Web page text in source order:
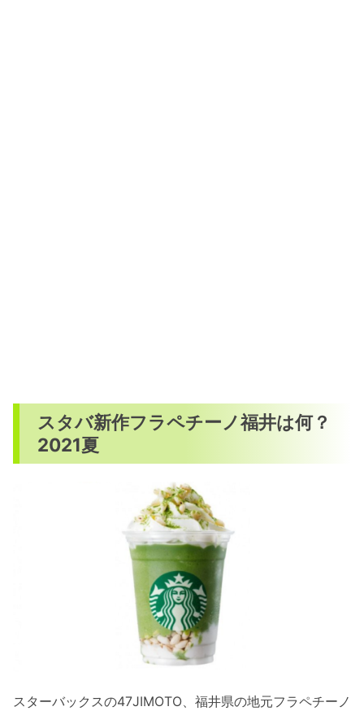
スタバ新作フラペチーノ福井は何？
2021夏
スターバックスの47JIMOTO、福井県の地元フラペチーノ